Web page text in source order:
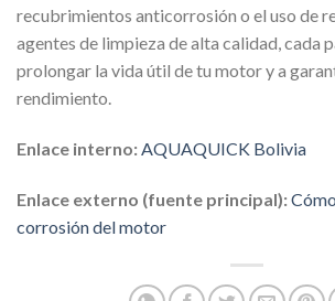
recubrimientos anticorrosión o el uso de
agentes de limpieza de alta calidad, cada
prolongar la vida útil de tu motor y a
rendimiento.
Enlace interno:AQUAQUICK Bolivia
Enlace externo (fuente principal):
corrosión del motor